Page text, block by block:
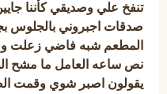
تنفخ علي وصديقي كأننا
صدقات اجبروني بالجلوس
المطعم شبه فاضي زعلت
نص ساعه العامل ما مشح
يقولون اصبر شوي وقمت